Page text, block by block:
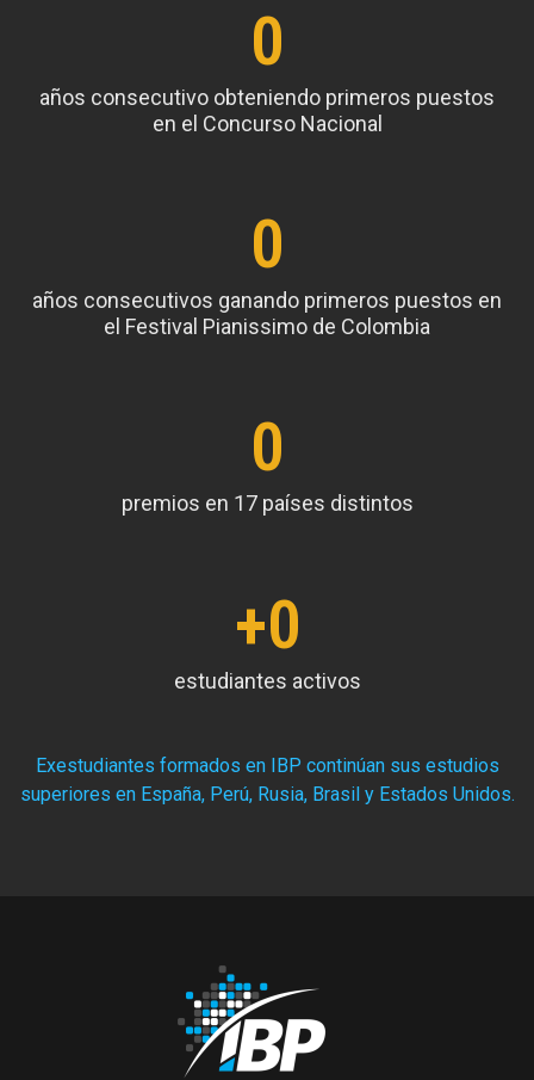
0
años consecutivo obteniendo primeros puestos
en el Concurso Nacional
0
años consecutivos ganando primeros puestos en
el Festival Pianissimo de Colombia
0
premios en 17 países distintos
+0
estudiantes activos
Exestudiantes formados en IBP continúan sus estudios
superiores en España, Perú, Rusia, Brasil y Estados Unidos.